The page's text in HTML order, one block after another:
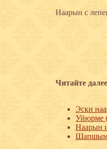
Наарын с
Читайте
Эски
Уйюрме
Наарын